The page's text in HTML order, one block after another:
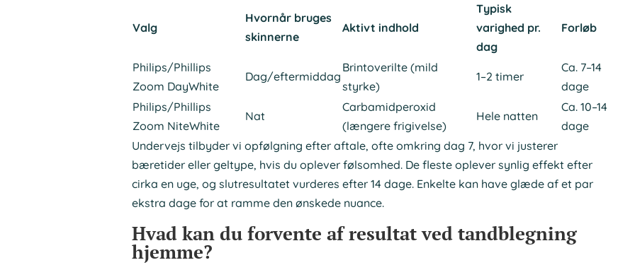
Valg
Hvornår bruges
skinnerne
Aktivt indhold
Typisk
varighed pr.
dag
Forløb
Philips/Phillips
Zoom DayWhite
Dag/eftermiddag
Brintoverilte (mild
styrke)
1–2 timer
Ca. 7–14
dage
Philips/Phillips
Zoom NiteWhite
Nat
Carbamidperoxid
(længere frigivelse)
Hele natten
Ca. 10–14
dage
Undervejs tilbyder vi opfølgning efter aftale, ofte omkring dag 7, hvor vi justerer
bæretider eller geltype, hvis du oplever følsomhed. De fleste oplever synlig effekt efter
cirka en uge, og slutresultatet vurderes efter 14 dage. Enkelte kan have glæde af et par
ekstra dage for at ramme den ønskede nuance.
Hvad kan du forvente af resultat ved tandblegning
hjemme?